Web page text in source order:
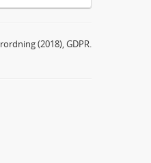
(2018), GDPR.